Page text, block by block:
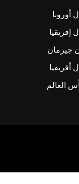
أوروبا
إفريقيا
جيرمان
أفريقيا
العالم